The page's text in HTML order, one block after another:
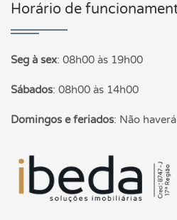
Horário de
Seg à sex: 08h00 às 19h00
Sábados: 08h00 às 14h00
Domingos e feriados: Não
Página inicial